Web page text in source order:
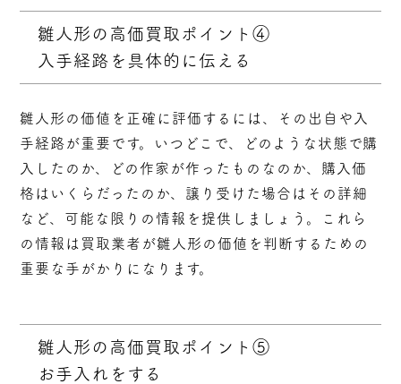
雛人形の高価買取ポイント④
入手経路を具体的に伝える
雛人形の価値を正確に評価するには、その出自や入
手経路が重要です。いつどこで、どのような状態で購
入したのか、どの作家が作ったものなのか、購入価
格はいくらだったのか、譲り受けた場合はその詳細
など、可能な限りの情報を提供しましょう。これら
の情報は買取業者が雛人形の価値を判断するための
重要な手がかりになります。
雛人形の高価買取ポイント⑤
お手入れをする